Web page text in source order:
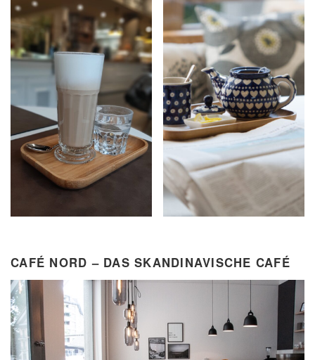
CAFÉ NORD – DAS SKANDINAVISCHE CAFÉ